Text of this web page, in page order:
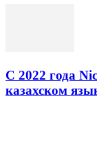
С 2022 года
казахском